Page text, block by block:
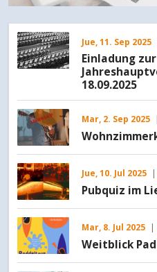
Jue, 11. Sep 2025
Einladung zur
18.09.2025
Mar, 2. Sep 2025
Jue, 10. Jul 2025 |
Pubquiz im
Mar, 8. Jul 2025 |
Weitblick